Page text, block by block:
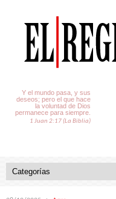
Y el mundo pasa, y sus
deseos; pero el que hace
la voluntad de Dios
permanece para siempre.
1 Juan 2:17 (La Biblia)